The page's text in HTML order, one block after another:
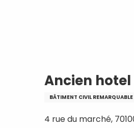
Ancien
BÂTIMENT CIVIL REMARQUABLE
4 rue du marché,